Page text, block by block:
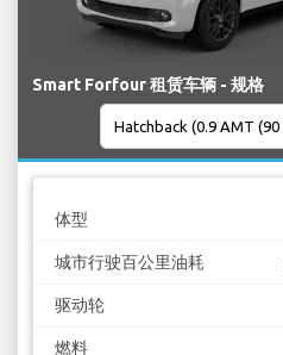
Smart Forfour 租赁车辆 - 规格
体型
城市行驶百公里油耗
驱动轮
燃料